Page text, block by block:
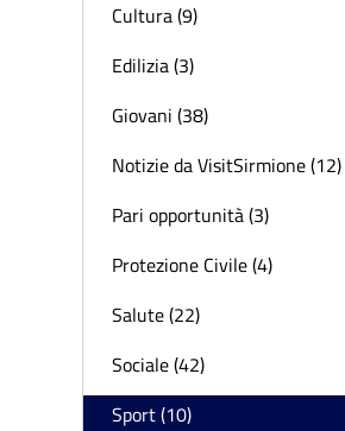
Cultura (9)
Edilizia (3)
Giovani (38)
Notizie da VisitSirmione (12)
Pari opportunità (3)
Protezione Civile (4)
Salute (22)
Sociale (42)
Sport (10)